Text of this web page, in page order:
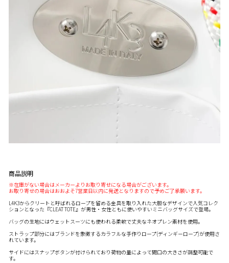
商品説明
※在庫がない場合はメーカーよりお取り寄せになる場合がございます。
お取り寄せの場合はおおよそ7営業日以内に発送となりますので予めご了承願います。
L4K3からクリートと呼ばれるロープを留める金具を取り入れた大胆なデザインで人気コレク
ションとなった『CLEAT TOTE』が男性・女性ともに使いやすいミニバッグサイズで登場。
バッグの生地にはウェットスーツにも使われる柔軟で丈夫なネオプレン素材を使用。
ストラップ部分にはブランドを象徴するカラフルな手作りロープ(ディンギーロープ)が使用さ
れています。
サイドにはスナップボタンが付けられており荷物の量によって間口の大きさが調整可能で
す。